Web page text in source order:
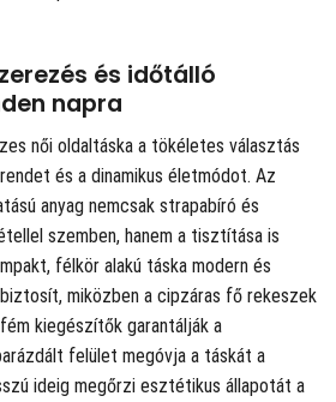
és időtálló
napra
női oldaltáska a tökéletes választás
és a dinamikus életmódot. Az
anyag nemcsak strapabíró és
szemben, hanem a tisztítása is
félkör alakú táska modern és
miközben a cipzáras fő rekeszek
kiegészítők garantálják a
felület megóvja a táskát a
ideig megőrzi esztétikus állapotát a